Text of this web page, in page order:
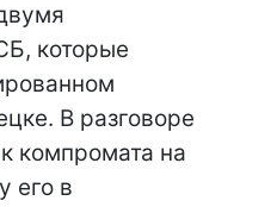
которые
В разговоре
компромата на
его в